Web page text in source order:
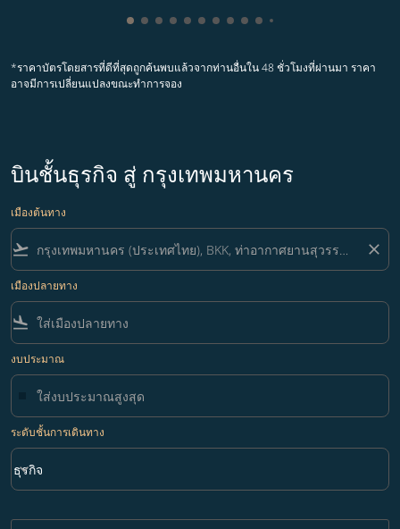
กำลังแสดง cmp-pagination-showing-
กำลังแสดง cmp-pagination-showing-
กำลังแสดง cmp-pagination-
กำลังแสดง cmp-pagination-
กำลังแสดง cmp-pagination-
กำลังแสดง cmp-pagination-
กำลังแสดง cmp-
กำลังแสดง cmp-
กำลังแสดง cmp-
กำลังแสดง cmp-
*ราคาบัตรโดยสารที่ดีที่สุดถูกค้นพบแล้วจากท่านอื่นใน 48 ชั่วโมงที่ผ่านมา ราคา
อาจมีการเปลี่ยนแปลงขณะทำการจอง
บินชั้นธุรกิจ สู่ กรุงเทพมหานคร
เมืองต้นทาง
flight_takeoff close
เมืองปลายทาง
flight_land
งบประมาณ
ระดับชั้นการเดินทาง
ระดับชั้นการเดินทาง option ธุรกิจ Selected
ธุรกิจ
keyboard_arrow_down